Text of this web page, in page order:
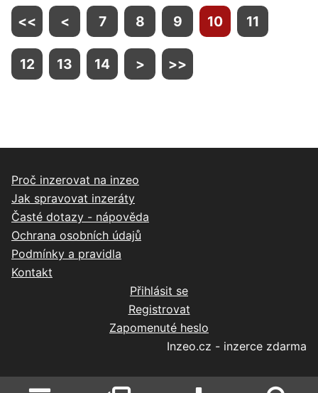
<< < 7 8 9 10 11
12 13 14 > >>
Proč inzerovat na inzeo
Jak spravovat inzeráty
Časté dotazy - nápověda
Ochrana osobních údajů
Podmínky a pravidla
Kontakt
Přihlásit se
Registrovat
Zapomenuté heslo
Inzeo.cz - inzerce zdarma